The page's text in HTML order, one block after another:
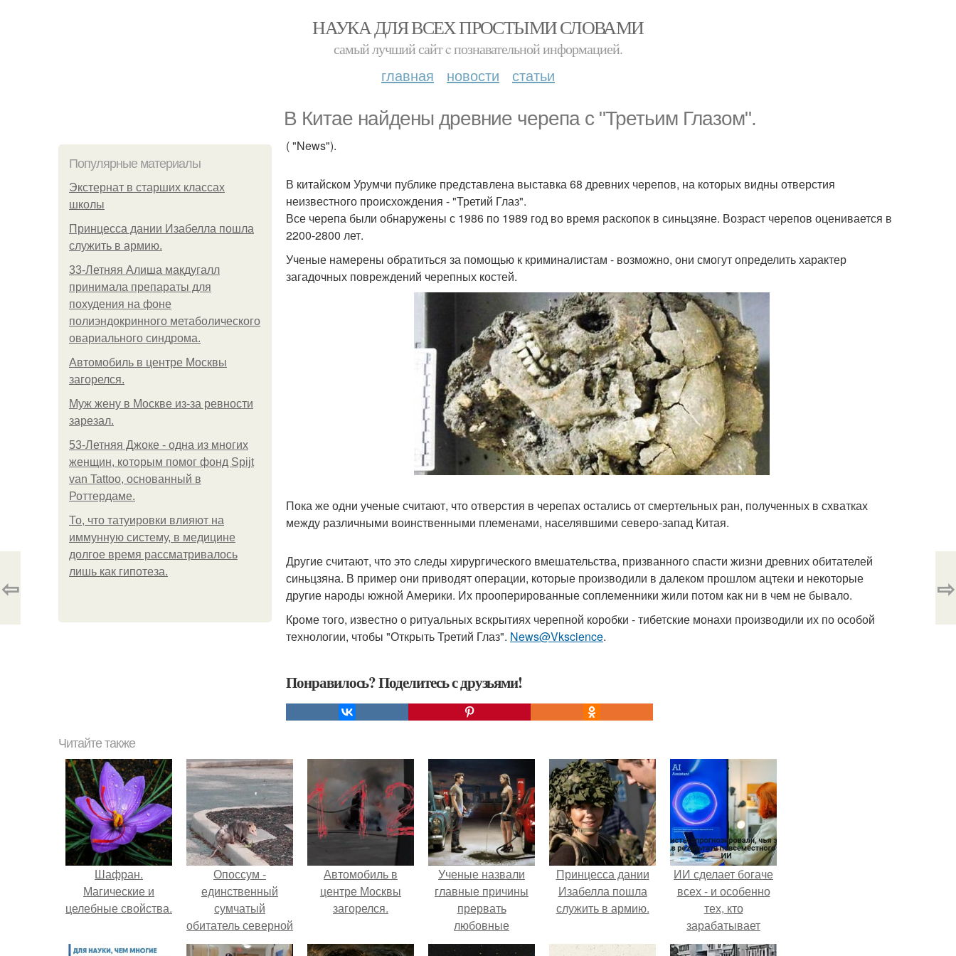
НАУКА ДЛЯ ВСЕХ ПРОСТЫМИ СЛОВАМИ
самый лучший сайт c познавательной информацией.
главная новости статьи
В Китае найдены древние черепа с "Третьим Глазом".
Популярные материалы
Экстернат в старших классах
школы
Принцесса дании Изабелла пошла
служить в армию.
33-Летняя Алиша макдугалл
принимала препараты для
похудения на фоне
полиэндокринного метаболического
овариального синдрома.
Автомобиль в центре Москвы
загорелся.
Mуж жену в Москве из-за ревности
зарезал.
53-Летняя Джоке - одна из многих
женщин, которым помог фонд Spijt
van Tattoo, основанный в
Роттердаме.
То, что татуировки влияют на
иммунную систему, в медицине
долгое время рассматривалось
лишь как гипотеза.
( "News").
В китайском Урумчи публике представлена выставка 68 древних черепов, на которых видны отверстия
неизвестного происхождения - "Третий Глаз".
Все черепа были обнаружены с 1986 по 1989 год во время раскопок в синьцзяне. Возраст черепов оценивается в
2200-2800 лет.
Ученые намерены обратиться за помощью к криминалистам - возможно, они смогут определить характер
загадочных повреждений черепных костей.
Пока же одни ученые считают, что отверстия в черепах остались от смертельных ран, полученных в схватках
между различными воинственными племенами, населявшими северо-запад Китая.
Другие считают, что это следы хирургического вмешательства, призванного спасти жизни древних обитателей
синьцзяна. В пример они приводят операции, которые производили в далеком прошлом ацтеки и некоторые
другие народы южной Америки. Их прооперированные соплеменники жили потом как ни в чем не бывало.
Кроме того, известно о ритуальных вскрытиях черепной коробки - тибетские монахи производили их по особой
технологии, чтобы "Открыть Третий Глаз". News@Vkscience.
Понравилось? Поделитесь с друзьями!
⇦ ⇨
Читайте также
Шафран.
Магические и
целебные свойства.
Опоссум -
единственный
сумчатый
обитатель северной
америки.
Автомобиль в
центре Москвы
загорелся.
Ученые назвали
главные причины
прервать
любовные
отношения.
Принцесса дании
Изабелла пошла
служить в армию.
ИИ сделает богаче
всех - и особенно
тех, кто
зарабатывает
меньше всего.